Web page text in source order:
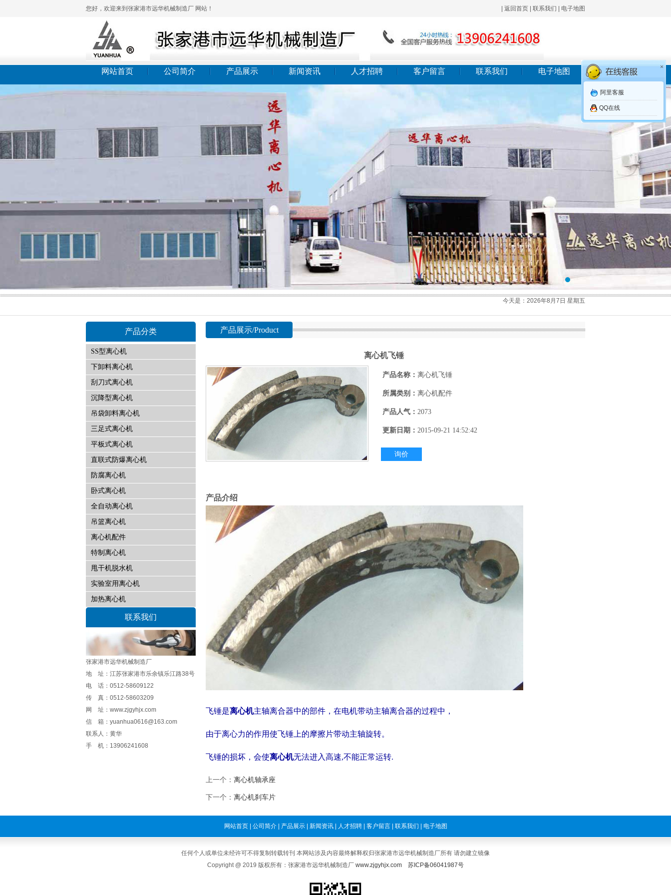
您好，欢迎来到张家港市远华机械制造厂 网站！ 返回首页 联系我们 电子地图
网站首页 公司简介 产品展示 新闻资讯 人才招聘 客户留言 联系我们 电子地图
今天是：2026年8月7日 星期五
产品分类
SS型离心机
下卸料离心机
刮刀式离心机
沉降型离心机
吊袋卸料离心机
三足式离心机
平板式离心机
直联式防爆离心机
防腐离心机
卧式离心机
全自动离心机
吊篮离心机
离心机配件
特制离心机
甩干机脱水机
实验室用离心机
加热离心机
联系我们
张家港市远华机械制造厂
地 址：江苏张家港市乐余镇乐江路38号
电 话：0512-58609122
传 真：0512-58603209
网 址：www.zjgyhjx.com
信 箱：yuanhua0616@163.com
联系人：黄华
手 机：13906241608
产品展示/Product
离心机飞锤
产品名称： 离心机飞锤
所属类别： 离心机配件
产品人气： 2073
更新日期： 2015-09-21 14:52:42
询价
产品介绍
飞锤是离心机主轴离合器中的部件，在电机带动主轴离合器的过程中，
由于离心力的作用使飞锤上的摩擦 片带动主轴旋转。
飞锤的损坏，会使离心机无法进入高速,不能正常运转.
上一个： 离心机轴承座
下一个： 离心机刹车片
网站首页| 公司简介| 产品展示| 新闻资讯| 人才招聘| 客户留言| 联系我们 电子地图
任何个人或单位未经许可不得复制转载转刊 本网站涉及内容最终解释权归张家港市远华机械制造厂所有 请勿建立镜像
Copyright @ 2019 版权所有：张家港市远华机械制造厂 www.zjgyhjx.com 苏ICP备06041987号
×
阿里客服
QQ在线